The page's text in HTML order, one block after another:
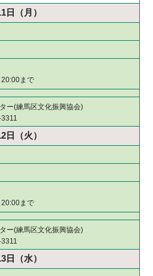
日 （月）
まで
ー(練馬区文化振興協会)
日 （火）
まで
ー(練馬区文化振興協会)
日 （水）